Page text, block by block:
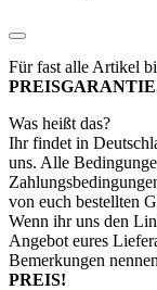
Für fast alle Artikel
Was heißt das?
Ihr findet in
uns. Alle
von euch bestellten
Wenn ihr uns den
Angebot eures
Bemerkungen
PREIS!